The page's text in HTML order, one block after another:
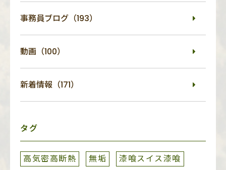
事務員ブログ（193）
動画（100）
新着情報（171）
タグ
高気密高断熱 無垢
漆喰スイス漆喰